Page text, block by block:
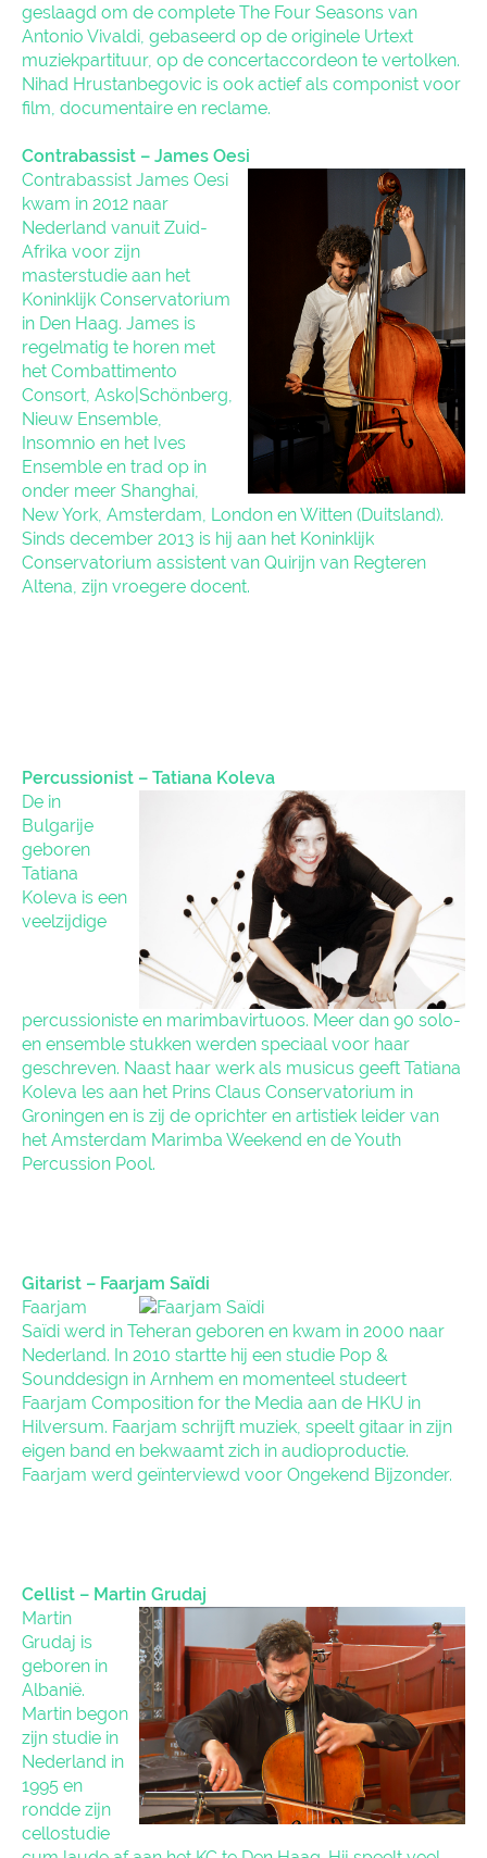
geslaagd om de complete The Four Seasons van
Antonio Vivaldi, gebaseerd op de originele Urtext
muziekpartituur, op de concertaccordeon te vertolken.
Nihad Hrustanbegovic is ook actief als componist voor
film, documentaire en reclame.
Contrabassist – James Oesi
Contrabassist James Oesi
kwam in 2012 naar
Nederland vanuit Zuid-
Afrika voor zijn
masterstudie aan het
Koninklijk Conservatorium
in Den Haag. James is
regelmatig te horen met
het Combattimento
Consort, Asko|Schönberg,
Nieuw Ensemble,
Insomnio en het Ives
Ensemble en trad op in
onder meer Shanghai,
New York, Amsterdam, London en Witten (Duitsland).
Sinds december 2013 is hij aan het Koninklijk
Conservatorium assistent van Quirijn van Regteren
Altena, zijn vroegere docent.
Percussionist – Tatiana Koleva
De in
Bulgarije
geboren
Tatiana
Koleva is een
veelzijdige
percussioniste en marimbavirtuoos. Meer dan 90 solo-
en ensemble stukken werden speciaal voor haar
geschreven. Naast haar werk als musicus geeft Tatiana
Koleva les aan het Prins Claus Conservatorium in
Groningen en is zij de oprichter en artistiek leider van
het Amsterdam Marimba Weekend en de Youth
Percussion Pool.
Gitarist – Faarjam Saïdi
Faarjam
Saïdi werd in Teheran geboren en kwam in 2000 naar
Nederland. In 2010 startte hij een studie Pop &
Sounddesign in Arnhem en momenteel studeert
Faarjam Composition for the Media aan de HKU in
Hilversum. Faarjam schrijft muziek, speelt gitaar in zijn
eigen band en bekwaamt zich in audioproductie.
Faarjam werd geïnterviewd voor Ongekend Bijzonder.
Cellist – Martin Grudaj
Martin
Grudaj is
geboren in
Albanië.
Martin begon
zijn studie in
Nederland in
1995 en
rondde zijn
cellostudie